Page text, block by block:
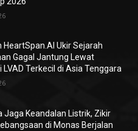
HeartSpan.AI Ukir Sejarah
Gagal Jantung Lewat
LVAD Terkecil di Asia Tenggara
Jaga Keandalan Listrik, Zikir
di Monas Berjalan